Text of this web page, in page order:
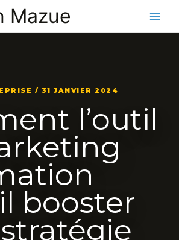
Mazue
/ 31 JANVIER 2024
l’outil
booster